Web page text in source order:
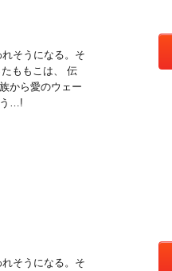
そうになる。そ
ももこは、 伝
から愛のウェー
う…!
そうになる。そ